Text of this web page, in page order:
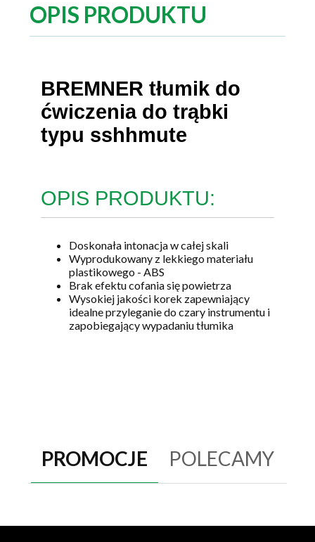
OPIS PRODUKTU
BREMNER tłumik do
ćwiczenia do trąbki
typu sshhmute
OPIS PRODUKTU:
Doskonała intonacja w całej skali
Wyprodukowany z lekkiego materiału
plastikowego - ABS
Brak efektu cofania się powietrza
Wysokiej jakości korek zapewniający
idealne przyleganie do czary instrumentu i
zapobiegający wypadaniu tłumika
PROMOCJE POLECAMY